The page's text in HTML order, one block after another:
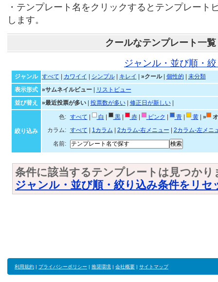
・テンプレート名をクリックするとテンプレート
します。
クールなテンプレート一覧
ジャンル・並び順・
ジャンル すべて カワイイ シンプル| キレイ »クール| 個性的
未分類
表示形式
»サムネイルビュー|
リストビュー
並び替え
»最近投票が多い| 投票数が多い| 修正日が新しい|
絞り込み
色: すべて 白 黒| 赤| ピンク 青| 黄| »
カラム:
すべて 1カラム 2カラム-右メニュー
2カラム-左メニ
名前:
条件に該当するテンプレートは見つかり
ジャンル・並び順・絞り込み条件をリセ
利用規約 | プライバシーポリシー | 推奨環境 | 会社概要 | サイトマップ